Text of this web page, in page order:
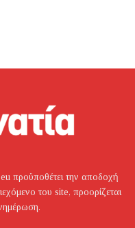
προϋποθέτει την αποδοχή
του site, προορίζεται